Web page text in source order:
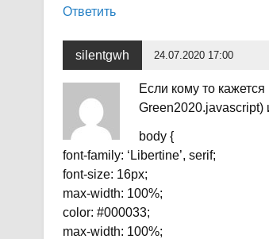
Ответить
silentgwh 24.07.2020 17:00
Если кому то
Green2020.javascript)
body {
font-family: ‘Libertine’, serif;
font-size: 16px;
max-width: 100%;
color: #000033;
max-width: 100%;